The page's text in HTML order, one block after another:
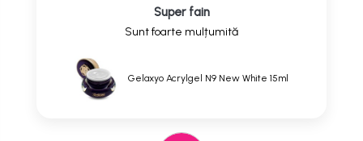
Super fain
Sunt foarte mulțumită
Gelaxyo Acrylgel N9 New White 15ml